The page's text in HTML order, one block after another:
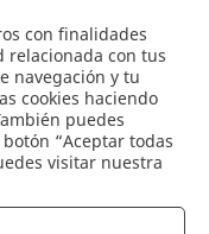
con finalidades
con tus
navegación y tu
cookies haciendo
puedes
“Aceptar todas
visitar nuestra
0
por precio